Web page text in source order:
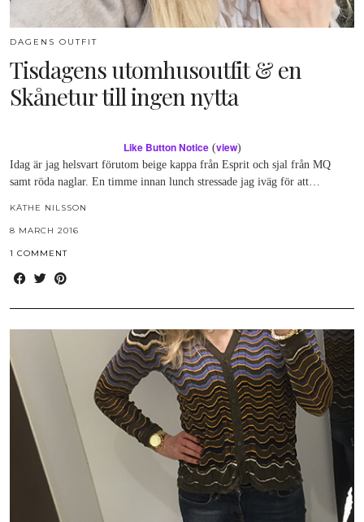
DAGENS OUTFIT
Tisdagens utomhusoutfit & en
Skånetur till ingen nytta
Like Button Notice(view)
Idag är jag helsvart förutom beige kappa från Esprit och sjal från MQ
samt röda naglar. En timme innan lunch stressade jag iväg för att…
KÄTHE NILSSON
8 MARCH 2016
1 COMMENT